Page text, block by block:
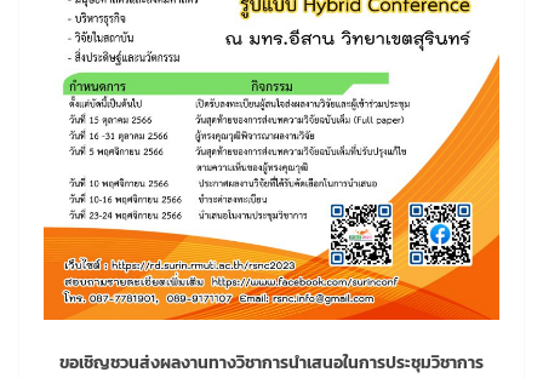
ขอเชิญชวนส่งผลงานทางวิชาการนำเสนอในการประชุมวิชาการ